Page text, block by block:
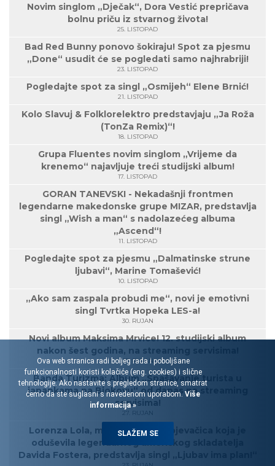
Novim singlom „Dječak“, Dora Vestić prepričava
bolnu priču iz stvarnog života!
25. LISTOPAD
Bad Red Bunny ponovo šokiraju! Spot za pjesmu
„Done“ usudit će se pogledati samo najhrabriji!
23. LISTOPAD
Pogledajte spot za singl „Osmijeh“ Elene Brnić!
21. LISTOPAD
Kolo Slavuj & Folklorelektro predstavjaju „Ja Roža
(TonZa Remix)“!
18. LISTOPAD
Grupa Fluentes novim singlom „Vrijeme da
krenemo“ najavljuje treći studijski album!
17. LISTOPAD
GORAN TANEVSKI - Nekadašnji frontmen
legendarne makedonske grupe MIZAR, predstavlja
singl „Wish a man“ s nadolazećeg albuma
„Ascend“!
11. LISTOPAD
Pogledajte spot za pjesmu „Dalmatinske strune
ljubavi“, Marine Tomašević!
10. LISTOPAD
„Ako sam zaspala probudi me“, novi je emotivni
singl Tvrtka Hopeka LES-a!
30. RUJAN
Novi album Maksima Mrvice! 12. studijski album
nakon šest godina, na streaming servisima!
27. RUJAN
Banda Turizma: Album „Spašavanje turista u
japankama na Biokovu“ od danas na streaming
servisima!
27. RUJAN
Lorenza Lola, mlada rovinjska pjevačica koja je
oduševila legendarnog američkog skladatelja
Davida Fostera, predstavlja singl „Ljubav ima plan!“
Ova web stranica radi boljeg rada i poboljšane
funkcionalnosti koristi kolačiće (eng. cookies) i slične
tehnologije. Ako nastavite s pregledom stranice, smatrat
ćemo da ste suglasni s navedenom uporabom. Više
informacija »
SLAŽEM SE